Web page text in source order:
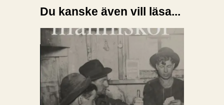
Du kanske även vill läsa...